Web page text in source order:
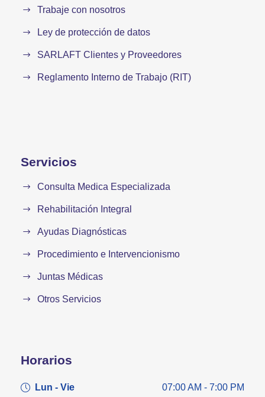
Trabaje con nosotros
Ley de protección de datos
SARLAFT Clientes y Proveedores
Reglamento Interno de Trabajo (RIT)
Servicios
Consulta Medica Especializada
Rehabilitación Integral
Ayudas Diagnósticas
Procedimiento e Intervencionismo
Juntas Médicas
Otros Servicios
Horarios
Lun - Vie 07:00 AM - 7:00 PM